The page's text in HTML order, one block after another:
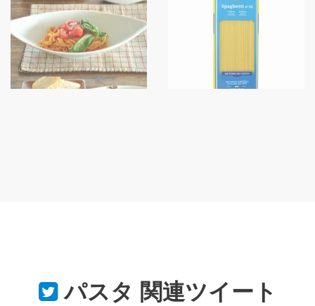
パスタ 関連ツイート